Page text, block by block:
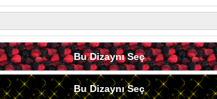
Bu Dizaynı Seç
Bu Dizaynı Seç